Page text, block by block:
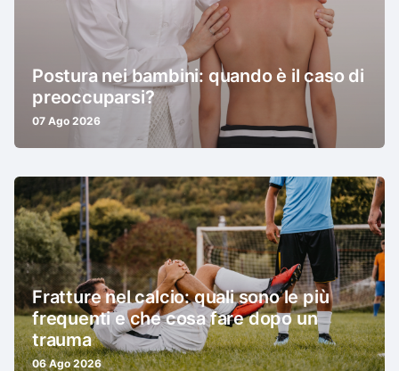
Postura nei bambini: quando è il caso di
preoccuparsi?
07 Ago 2026
Fratture nel calcio: quali sono le più
frequenti e che cosa fare dopo un
trauma
06 Ago 2026